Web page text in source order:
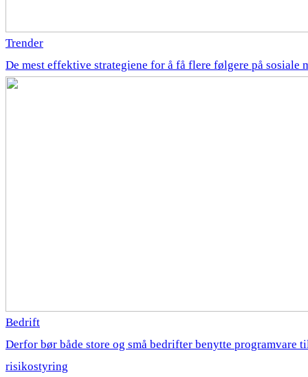
Trender
De mest effektive strategiene for å få flere følgere på sosiale
Bedrift
Derfor bør både store og små bedrifter benytte programvare
risikostyring